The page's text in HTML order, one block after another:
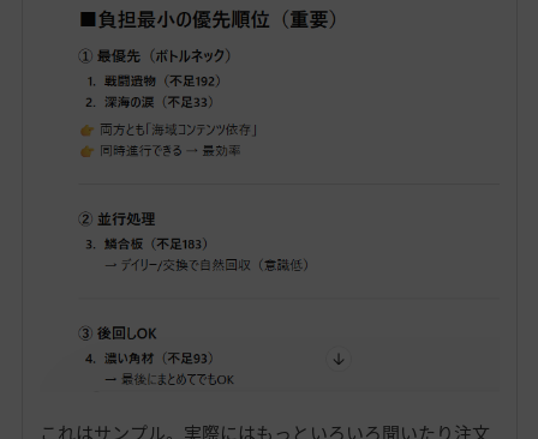
これはサンプル。実際にはもっといろいろ聞いたり注文